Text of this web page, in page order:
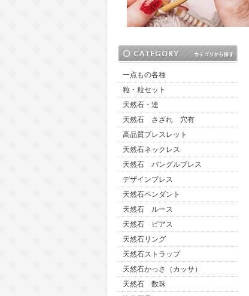
一点もの各種
粒・粒セット
天然石・連
天然石 さざれ 穴有
高品質ブレスレット
天然石ネックレス
天然石 バングルブレス
デザインブレス
天然石ペンダント
天然石 ルース
天然石 ピアス
天然石リング
天然石ストラップ
天然石かっさ（カッサ）
天然石 数珠